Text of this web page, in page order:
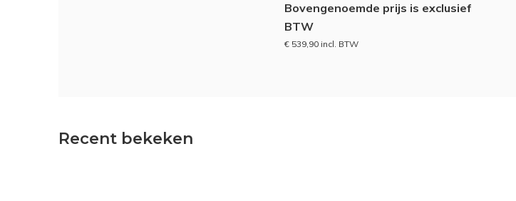
Bovengenoemde prijs is exclusief
BTW
€ 539,90 incl. BTW
Recent bekeken